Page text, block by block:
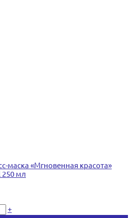
маска «Мгновенная красота»
мл
+